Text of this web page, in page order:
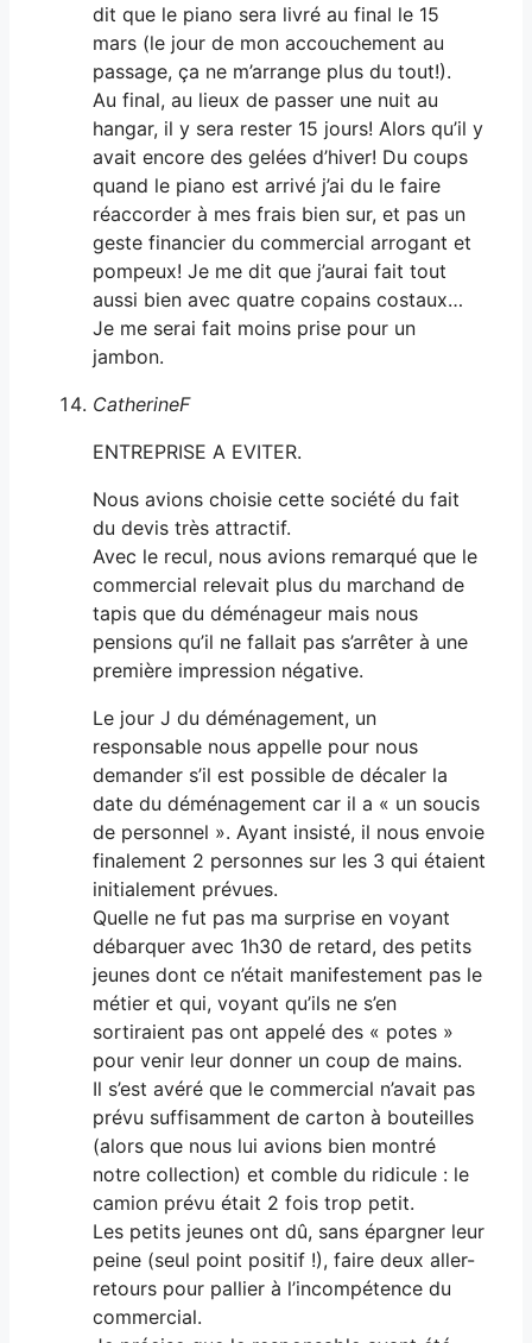
dit que le piano sera livré au final le 15
mars (le jour de mon accouchement au
passage, ça ne m’arrange plus du tout!).
Au final, au lieux de passer une nuit au
hangar, il y sera rester 15 jours! Alors qu’il y
avait encore des gelées d’hiver! Du coups
quand le piano est arrivé j’ai du le faire
réaccorder à mes frais bien sur, et pas un
geste financier du commercial arrogant et
pompeux! Je me dit que j’aurai fait tout
aussi bien avec quatre copains costaux…
Je me serai fait moins prise pour un
jambon.
CatherineF
ENTREPRISE A EVITER.
Nous avions choisie cette société du fait
du devis très attractif.
Avec le recul, nous avions remarqué que le
commercial relevait plus du marchand de
tapis que du déménageur mais nous
pensions qu’il ne fallait pas s’arrêter à une
première impression négative.
Le jour J du déménagement, un
responsable nous appelle pour nous
demander s’il est possible de décaler la
date du déménagement car il a « un soucis
de personnel ». Ayant insisté, il nous envoie
finalement 2 personnes sur les 3 qui étaient
initialement prévues.
Quelle ne fut pas ma surprise en voyant
débarquer avec 1h30 de retard, des petits
jeunes dont ce n’était manifestement pas le
métier et qui, voyant qu’ils ne s’en
sortiraient pas ont appelé des « potes »
pour venir leur donner un coup de mains.
Il s’est avéré que le commercial n’avait pas
prévu suffisamment de carton à bouteilles
(alors que nous lui avions bien montré
notre collection) et comble du ridicule : le
camion prévu était 2 fois trop petit.
Les petits jeunes ont dû, sans épargner leur
peine (seul point positif !), faire deux aller-
retours pour pallier à l’incompétence du
commercial.